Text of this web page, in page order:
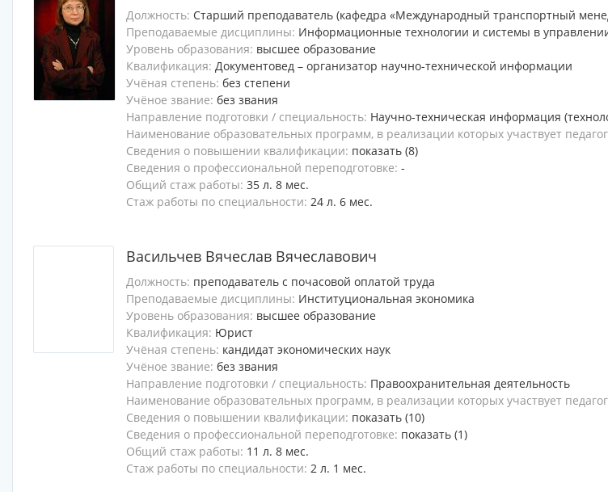
Должность: Старший преподаватель (кафедра «Международный транспортный
Преподаваемые дисциплины: Информационные технологии и системы в
Уровень образования: высшее образование
Квалификация: Документовед – организатор научно-технической информации
Учёная степень: без степени
Учёное звание: без звания
Направление подготовки / специальность: Научно-техническая информация
Наименование образовательных программ, в реализации которых участвует
Сведения о повышении квалификации: показать (8)
Сведения о профессиональной переподготовке: -
Общий стаж работы: 35 л. 8 мес.
Стаж работы по специальности: 24 л. 6 мес.
Васильчев Вячеслав Вячеславович
Должность: преподаватель с почасовой оплатой труда
Преподаваемые дисциплины: Институциональная экономика
Уровень образования: высшее образование
Квалификация: Юрист
Учёная степень: кандидат экономических наук
Учёное звание: без звания
Направление подготовки / специальность: Правоохранительная деятельность
Наименование образовательных программ, в реализации которых участвует
Сведения о повышении квалификации: показать (10)
Сведения о профессиональной переподготовке: показать (1)
Общий стаж работы: 11 л. 8 мес.
Стаж работы по специальности: 2 л. 1 мес.